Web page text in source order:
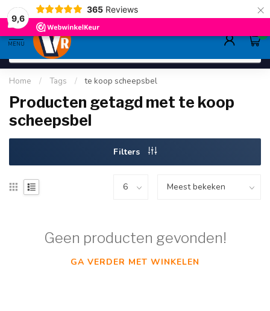
9,6
365 Reviews ×
gratis verzending>80,-
MENU
0
Home / Tags / te koop scheepsbel
Producten getagd met te koop
scheepsbel
Filters
Geen producten gevonden!
GA VERDER MET WINKELEN